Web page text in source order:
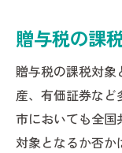
贈与税
福岡市で贈
贈与税
贈与税
贈与税
贈与税の課
贈与税の課税対
産、有価証券な
市においても全国
対象となるか否か